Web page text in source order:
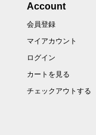
Account
会員登録
マイアカウント
ログイン
カートを見る
チェックアウトする